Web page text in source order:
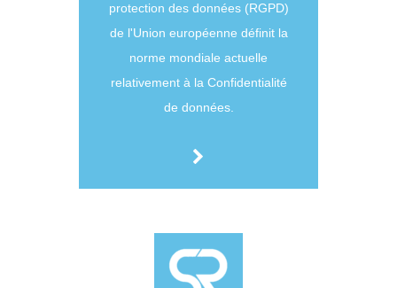
protection des données (RGPD)
de l'Union européenne définit la
norme mondiale actuelle
relativement à la Confidentialité
de données.